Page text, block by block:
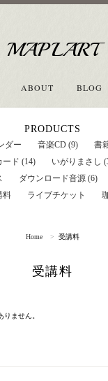
MAPLART
ABOUT BLOG
PRODUCTS
ダー 音楽CD (9) 書
ド (14) いがりまさし
ダウンロード音源 (6)
料
ライブチケット
Home 受講料
受講料
ません。